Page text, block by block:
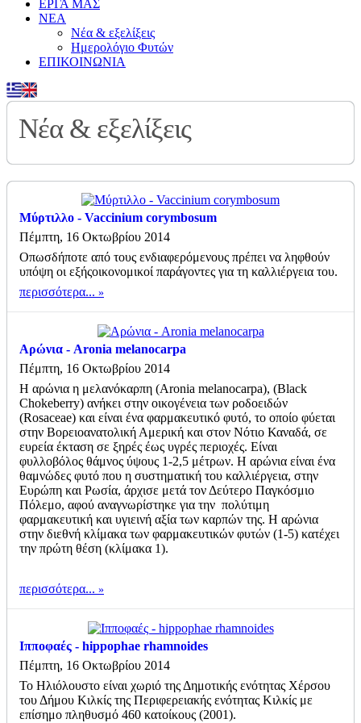
ΕΡΓΑ ΜΑΣ
ΝΕΑ
Νέα & εξελίξεις
Ημερολόγιο Φυτών
ΕΠΙΚΟΙΝΩΝΙΑ
Νέα & εξελίξεις
Μύρτιλλο - Vaccinium corymbosum
Πέμπτη, 16 Οκτωβρίου 2014
Οπωσδήποτε από τους ενδιαφερόμενους πρέπει να ληφθούν
υπόψη οι εξήςοικονομικοί παράγοντες για τη καλλιέργεια του.
περισσότερα...
Αρώνια - Aronia melanocarpa
Πέμπτη, 16 Οκτωβρίου 2014
Η αρώνια η μελανόκαρπη (Aronia melanocarpa), (Black
Chokeberry) ανήκει στην οικογένεια των ροδοειδών
(Rosaceae) και είναι ένα φαρμακευτικό φυτό, το οποίο φύεται
στην Βορειοανατολική Αμερική και στον Νότιο Καναδά, σε
ευρεία έκταση σε ξηρές έως υγρές περιοχές. Είναι
φυλλοβόλος θάμνος ύψους 1-2,5 μέτρων. Η αρώνια είναι ένα
θαμνώδες φυτό που η συστηματική του καλλιέργεια, στην
Ευρώπη και Ρωσία, άρχισε μετά τον Δεύτερο Παγκόσμιο
Πόλεμο, αφού αναγνωρίστηκε για την πολύτιμη
φαρμακευτική και υγιεινή αξία των καρπών της. Η αρώνια
στην διεθνή κλίμακα των φαρμακευτικών φυτών (1-5) κατέχει
την πρώτη θέση (κλίμακα 1).
περισσότερα...
Ιπποφαές - hippophae rhamnoides
Πέμπτη, 16 Οκτωβρίου 2014
Το Ηλιόλουστο είναι χωριό της Δημοτικής ενότητας Χέρσου
του Δήμου Κιλκίς της Περιφερειακής ενότητας Κιλκίς με
επίσημο πληθυσμό 460 κατοίκους (2001).